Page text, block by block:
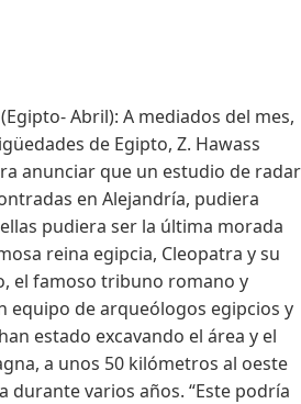
Abril): A mediados del mes,
de Egipto, Z. Hawass
anunciar que un estudio de radar
en Alejandría, pudiera
pudiera ser la última morada
reina egipcia, Cleopatra y su
el famoso tribuno romano y
equipo de arqueólogos egipcios y
estado excavando el área y el
a unos 50 kilómetros al oeste
durante varios años. “Este podría